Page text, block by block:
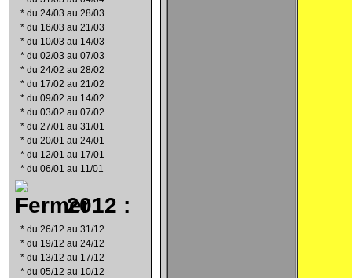
* du 24/03 au 28/03
* du 16/03 au 21/03
* du 10/03 au 14/03
* du 02/03 au 07/03
* du 24/02 au 28/02
* du 17/02 au 21/02
* du 09/02 au 14/02
* du 03/02 au 07/02
* du 27/01 au 31/01
* du 20/01 au 24/01
* du 12/01 au 17/01
* du 06/01 au 11/01
2012 :
* du 26/12 au 31/12
* du 19/12 au 24/12
* du 13/12 au 17/12
* du 05/12 au 10/12